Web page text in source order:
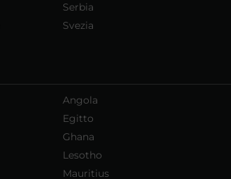
Serbia
Svezia
Angola
Egitto
Ghana
Lesotho
Mauritius